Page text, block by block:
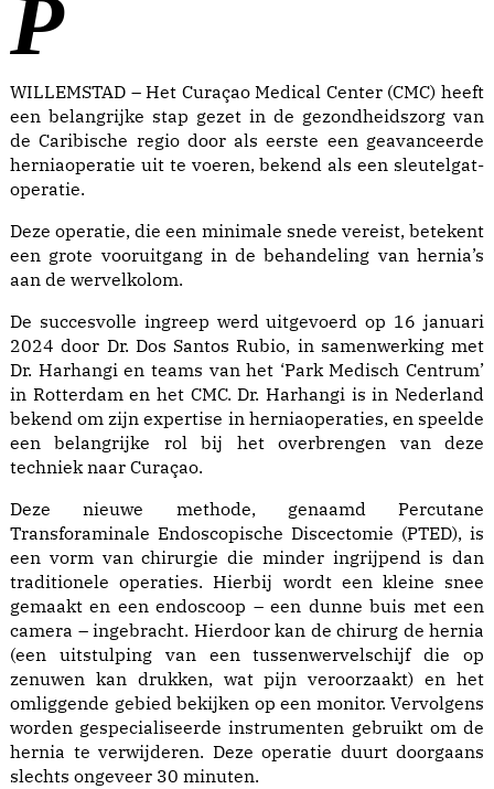
WILLEMSTAD – Het Curaçao Medical Center (CMC) heeft
een belangrijke stap gezet in de gezondheidszorg van
de Caribische regio door als eerste een geavanceerde
herniaoperatie uit te voeren, bekend als een sleutelgat-
operatie.
Deze operatie, die een minimale snede vereist, betekent
een grote vooruitgang in de behandeling van hernia’s
aan de wervelkolom.
De succesvolle ingreep werd uitgevoerd op 16 januari
2024 door Dr. Dos Santos Rubio, in samenwerking met
Dr. Harhangi en teams van het ‘Park Medisch Centrum’
in Rotterdam en het CMC. Dr. Harhangi is in Nederland
bekend om zijn expertise in herniaoperaties, en speelde
een belangrijke rol bij het overbrengen van deze
techniek naar Curaçao.
Deze nieuwe methode, genaamd Percutane
Transforaminale Endoscopische Discectomie (PTED), is
een vorm van chirurgie die minder ingrijpend is dan
traditionele operaties. Hierbij wordt een kleine snee
gemaakt en een endoscoop – een dunne buis met een
camera – ingebracht. Hierdoor kan de chirurg de hernia
(een uitstulping van een tussenwervelschijf die op
zenuwen kan drukken, wat pijn veroorzaakt) en het
omliggende gebied bekijken op een monitor. Vervolgens
worden gespecialiseerde instrumenten gebruikt om de
hernia te verwijderen. Deze operatie duurt doorgaans
slechts ongeveer 30 minuten.